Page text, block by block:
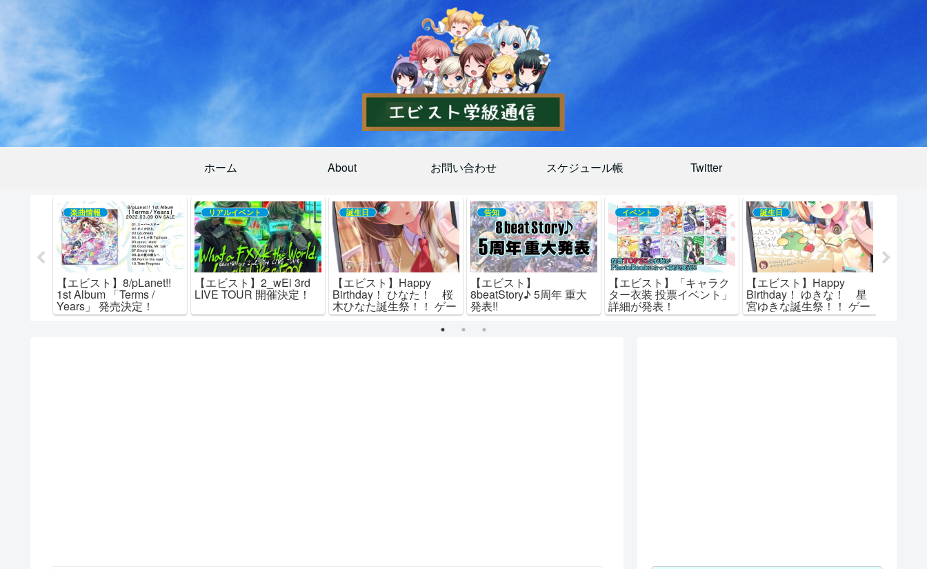
ホーム About お問い合わせ スケジュール帳 Twitter
楽曲情報
【エビスト】8/pLanet!!
1st Album 「Terms /
Years」 発売決定！
リアルイベント
【エビスト】2_wEi 3rd
LIVE TOUR 開催決定！
誕生日
【エビスト】Happy
Birthday！ ひなた！ 桜
木ひなた誕生祭！！ ゲー
ム内でも様々なイベント
がスタート！ 2021年 Ver.
告知
【エビスト】
8beatStory♪ 5周年 重大
発表!!
イベント
【エビスト】「キャラク
ター衣装 投票イベント」
詳細が発表！
誕生日
【エビスト】Happy
Birthday！ ゆきな！ 星
宮ゆきな誕生祭！！ ゲー
ム内でも様々なイベント